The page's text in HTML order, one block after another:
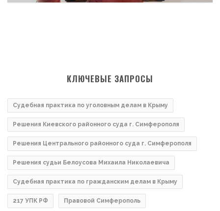
КЛЮЧЕВЫЕ ЗАПРОСЫ
Судебная практика по уголовным делам в Крыму
Решения Киевского районного суда г. Симферополя
Решения Центрального районного суда г. Симферополя
Решения судьи Белоусова Михаила Николаевича
Судебная практика по гражданским делам в Крыму
217 УПК РФ Правовой Симферополь